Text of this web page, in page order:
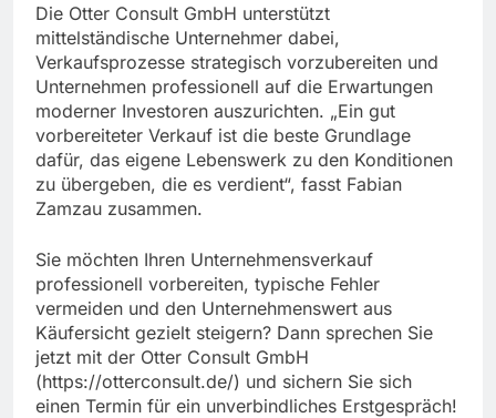
Die Otter Consult GmbH unterstützt
mittelständische Unternehmer dabei,
Verkaufsprozesse strategisch vorzubereiten und
Unternehmen professionell auf die Erwartungen
moderner Investoren auszurichten. „Ein gut
vorbereiteter Verkauf ist die beste Grundlage
dafür, das eigene Lebenswerk zu den Konditionen
zu übergeben, die es verdient“, fasst Fabian
Zamzau zusammen.
Sie möchten Ihren Unternehmensverkauf
professionell vorbereiten, typische Fehler
vermeiden und den Unternehmenswert aus
Käufersicht gezielt steigern? Dann sprechen Sie
jetzt mit der Otter Consult GmbH
(https://otterconsult.de/) und sichern Sie sich
einen Termin für ein unverbindliches Erstgespräch!